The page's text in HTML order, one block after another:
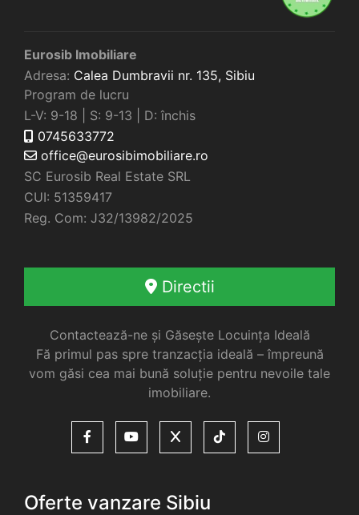
Eurosib Imobiliare
Adresa: Calea Dumbravii nr. 135, Sibiu
Program de lucru
L-V: 9-18 | S: 9-13 | D: închis
0745633772
office@eurosibimobiliare.ro
SC Eurosib Real Estate SRL
CUI: 51359417
Reg. Com: J32/13982/2025
Directii
Contactează-ne și Găsește Locuința Ideală
Fă primul pas spre tranzacția ideală – împreună
vom găsi cea mai bună soluție pentru nevoile tale
imobiliare.
Oferte vanzare Sibiu